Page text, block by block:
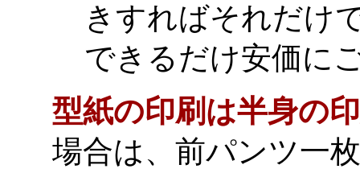
きすればそれだ
できるだけ安価に
型紙の印刷は半身の
場合は、前パンツ一